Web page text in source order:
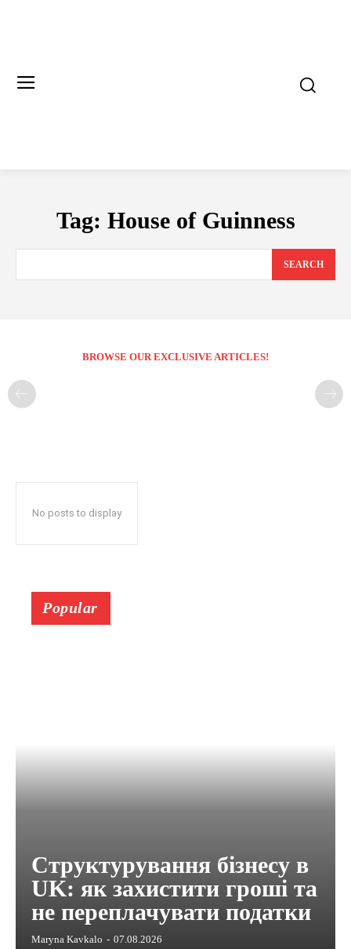
Tag: House of Guinness
SEARCH
BROWSE OUR EXCLUSIVE ARTICLES!
No posts to display
Popular
Структурування бізнесу в
UK: як захистити гроші та
не переплачувати податки
Maryna Kavkalo - 07.08.2026